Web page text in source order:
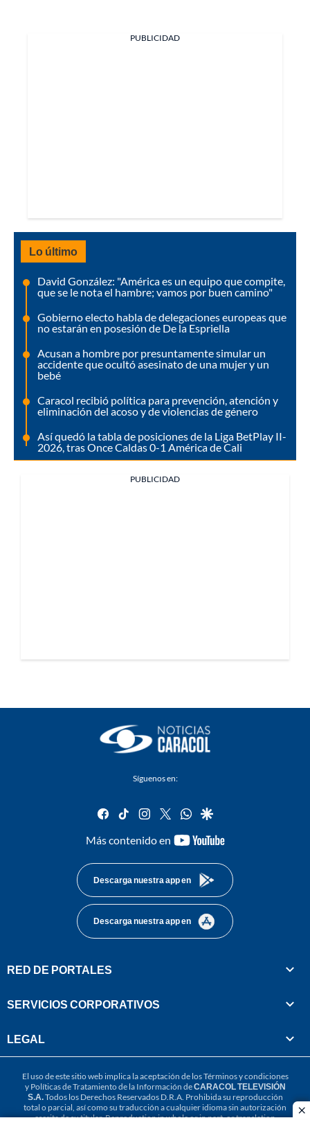
PUBLICIDAD
Lo último
David González: "América es un equipo que compite,
que se le nota el hambre; vamos por buen camino"
Gobierno electo habla de delegaciones europeas que
no estarán en posesión de De la Espriella
Acusan a hombre por presuntamente simular un
accidente que ocultó asesinato de una mujer y un
bebé
Caracol recibió política para prevención, atención y
eliminación del acoso y de violencias de género
Así quedó la tabla de posiciones de la Liga BetPlay II-
2026, tras Once Caldas 0-1 América de Cali
PUBLICIDAD
Síguenos en:
facebook
tiktok instagram
twitterwhatsapp
google
Más contenido en
youtube-
Descarga nuestra app en
Descarga nuestra app en
RED DE PORTALES
SERVICIOS CORPORATIVOS
LEGAL
El uso de este sitio web implica la aceptación de losTérminos y condiciones
y Políticas de Tratamiento de la Información deCARACOL TELEVISIÓN
S.A.Todos los Derechos Reservados D.R.A. Prohibida su reproducción
total o parcial, así como su traducción a cualquier idioma sin autorización
escrita de su titular. Reproduction in whole or in part, or translation